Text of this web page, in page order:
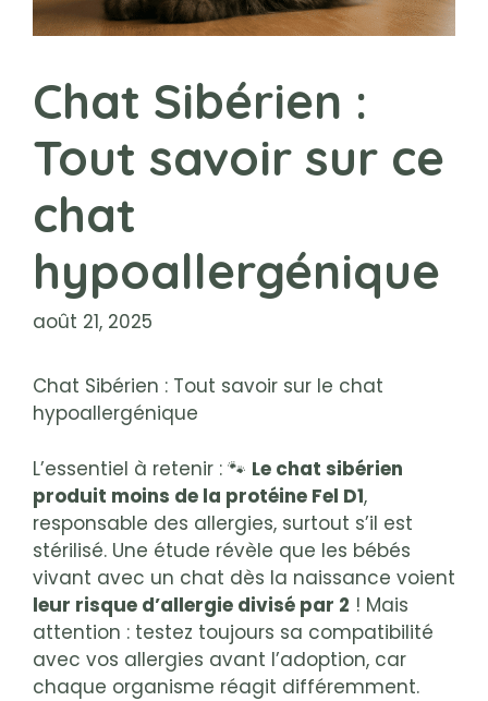
Chat Sibérien :
Tout savoir sur ce
chat
hypoallergénique
août 21, 2025
Chat Sibérien : Tout savoir sur le chat
hypoallergénique
L’essentiel à retenir : 🐾 Le chat sibérien
produit moins de la protéine Fel D1,
responsable des allergies, surtout s’il est
stérilisé. Une étude révèle que les bébés
vivant avec un chat dès la naissance voient
leur risque d’allergie divisé par 2 ! Mais
attention : testez toujours sa compatibilité
avec vos allergies avant l’adoption, car
chaque organisme réagit différemment.